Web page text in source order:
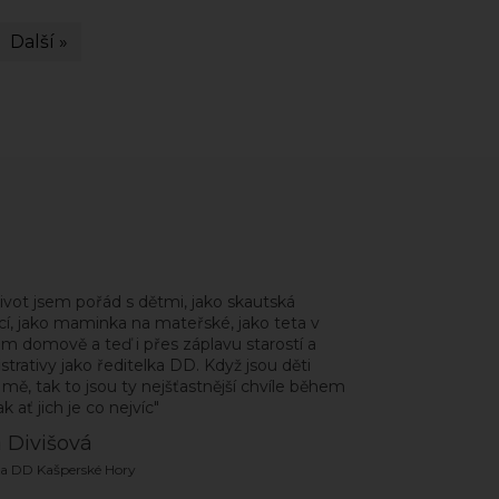
Další »
jsem pořád s dětmi, jako skautská
jako maminka na mateřské, jako teta v
domově a teď i přes záplavu starostí a
jako ředitelka DD. Když jsou děti
tak to jsou ty nejšťastnější chvíle během
ať jich je co nejvíc"
Divišová
DD Kašperské Hory